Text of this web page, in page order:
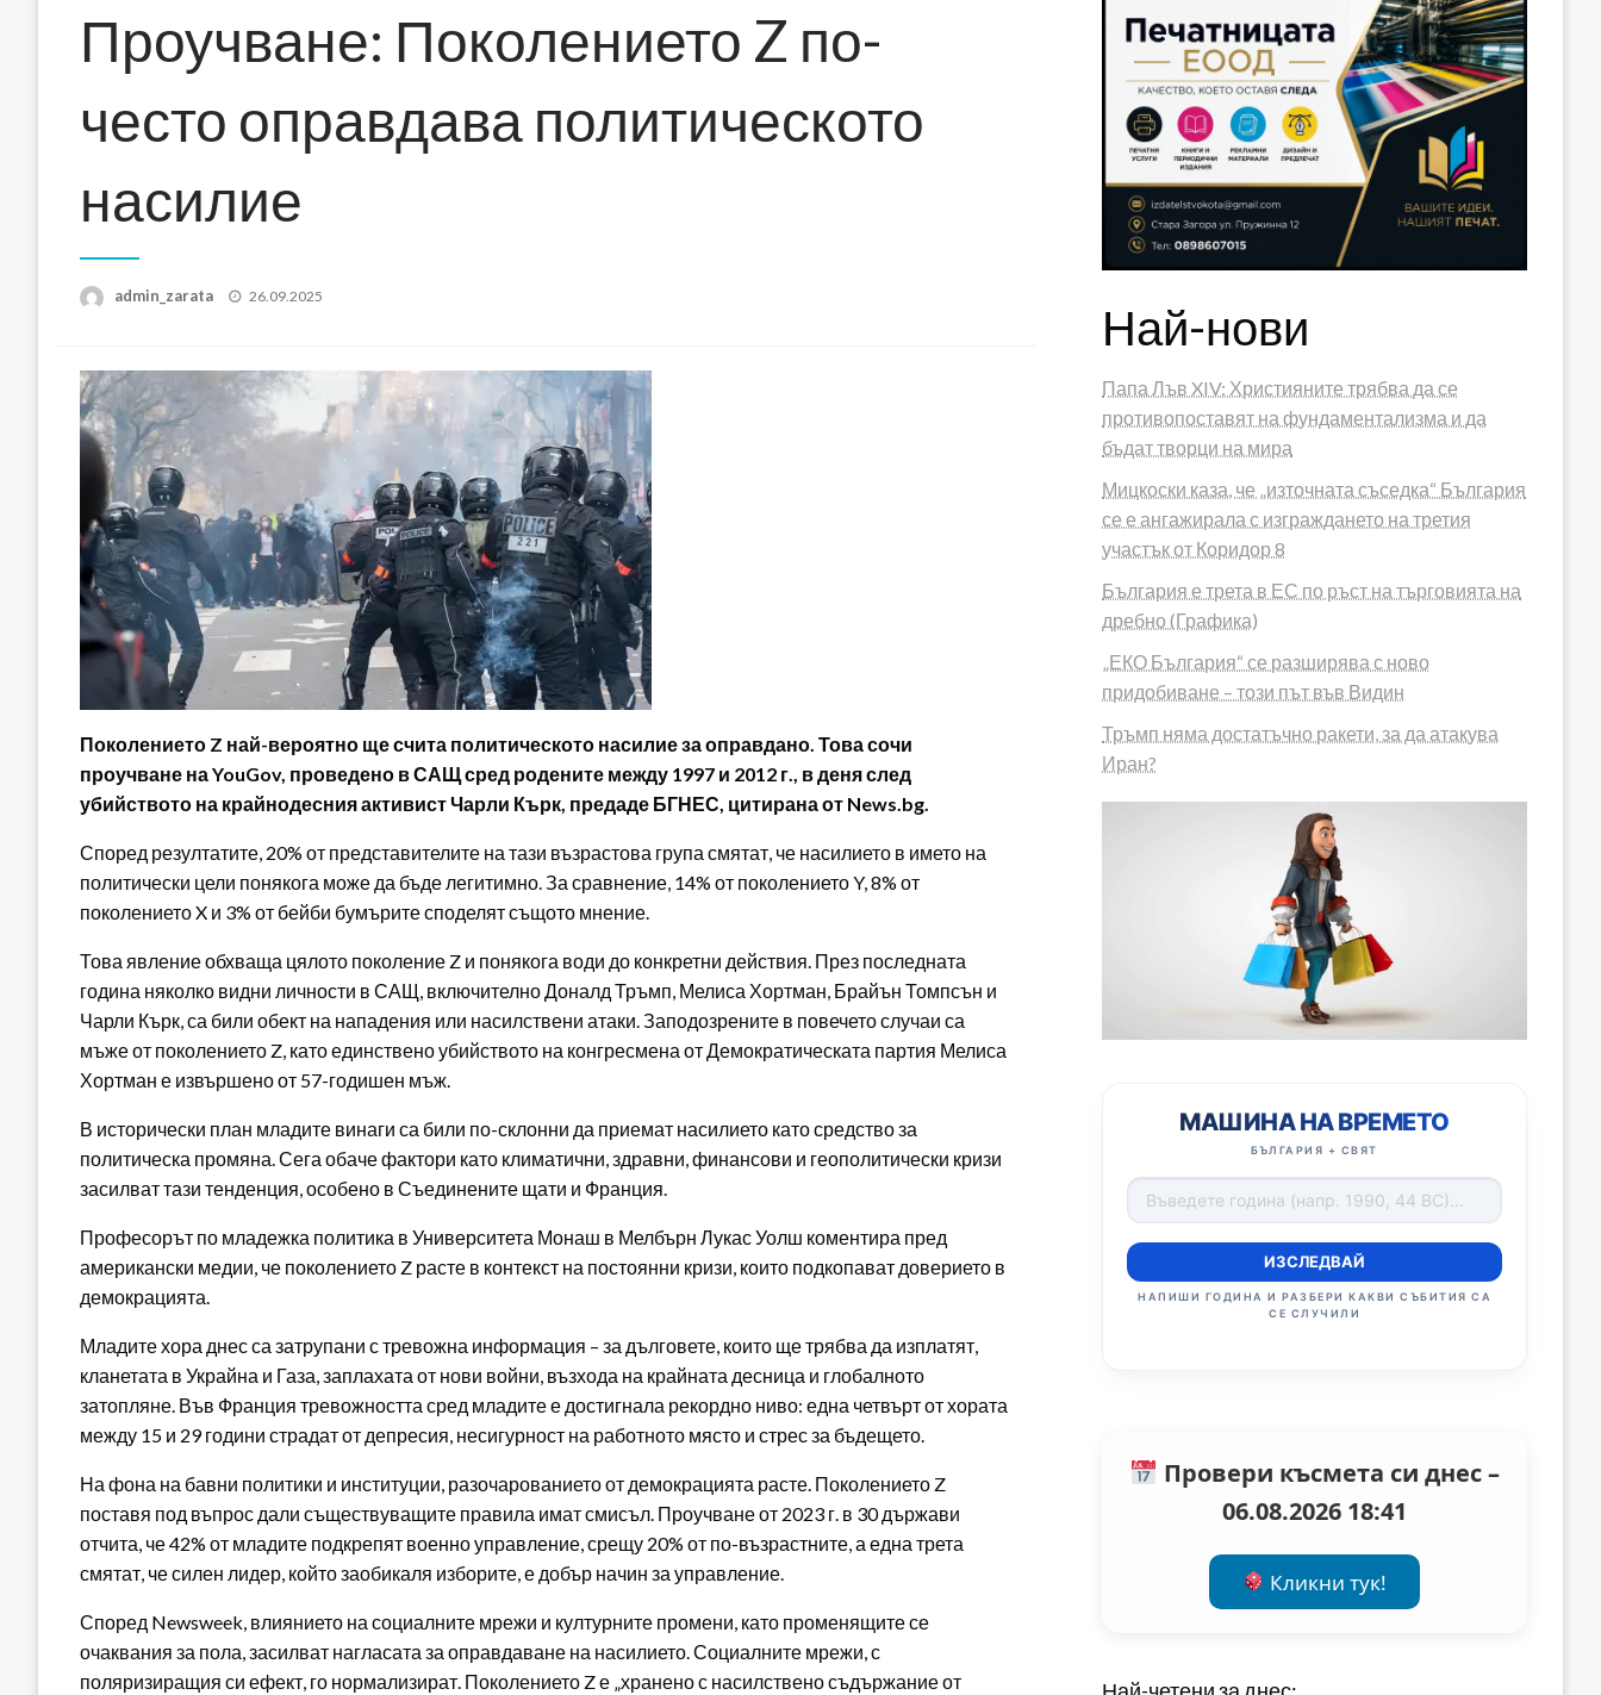
Проучване: Поколението Z по-
често оправдава политическото
насилие
admin_zarata
Posted
26.09.2025
Поколението Z най-вероятно ще счита политическото насилие за оправдано. Това сочи
проучване на YouGov, проведено в САЩ сред родените между 1997 и 2012 г., в деня след
убийството на крайнодесния активист Чарли Кърк, предаде БГНЕС, цитирана от News.bg.
Според резултатите, 20% от представителите на тази възрастова група смятат, че насилието в името на
политически цели понякога може да бъде легитимно. За сравнение, 14% от поколението Y, 8% от
поколението X и 3% от бейби бумърите споделят същото мнение.
Това явление обхваща цялото поколение Z и понякога води до конкретни действия. През последната
година няколко видни личности в САЩ, включително Доналд Тръмп, Мелиса Хортман, Брайън Томпсън и
Чарли Кърк, са били обект на нападения или насилствени атаки. Заподозрените в повечето случаи са
мъже от поколението Z, като единствено убийството на конгресмена от Демократическата партия Мелиса
Хортман е извършено от 57-годишен мъж.
В исторически план младите винаги са били по-склонни да приемат насилието като средство за
политическа промяна. Сега обаче фактори като климатични, здравни, финансови и геополитически кризи
засилват тази тенденция, особено в Съединените щати и Франция.
Професорът по младежка политика в Университета Монаш в Мелбърн Лукас Уолш коментира пред
американски медии, че поколението Z расте в контекст на постоянни кризи, които подкопават доверието в
демокрацията.
Младите хора днес са затрупани с тревожна информация – за дълговете, които ще трябва да изплатят,
кланетата в Украйна и Газа, заплахата от нови войни, възхода на крайната десница и глобалното
затопляне. Във Франция тревожността сред младите е достигнала рекордно ниво: една четвърт от хората
между 15 и 29 години страдат от депресия, несигурност на работното място и стрес за бъдещето.
На фона на бавни политики и институции, разочарованието от демокрацията расте. Поколението Z
поставя под въпрос дали съществуващите правила имат смисъл. Проучване от 2023 г. в 30 държави
отчита, че 42% от младите подкрепят военно управление, срещу 20% от по-възрастните, а една трета
смятат, че силен лидер, който заобикаля изборите, е добър начин за управление.
Според Newsweek, влиянието на социалните мрежи и културните промени, като променящите се
очаквания за пола, засилват нагласата за оправдаване на насилието. Социалните мрежи, с
поляризиращия си ефект, го нормализират. Поколението Z е „хранено с насилствено съдържание от
Най-нови
Папа Лъв XIV: Християните трябва да се
противопоставят на фундаментализма и да
бъдат творци на мира
Мицкоски каза, че „източната съседка“ България
се е ангажирала с изграждането на третия
участък от Коридор 8
България е трета в ЕС по ръст на търговията на
дребно (Графика)
„ЕКО България“ се разширява с ново
придобиване – този път във Видин
Тръмп няма достатъчно ракети, за да атакува
Иран?
МАШИНА НА ВРЕМЕТО
БЪЛГАРИЯ + СВЯТ
ИЗСЛЕДВАЙ
НАПИШИ ГОДИНА И РАЗБЕРИ КАКВИ СЪБИТИЯ СА
СЕ СЛУЧИЛИ
Провери късмета си днес –
06.08.2026 18:41
Кликни тук!